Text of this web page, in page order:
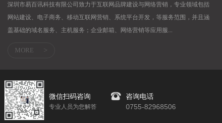
深圳市易百讯科技有限公司致力于互联网品牌建设与网络营销，专业领域包括
网站建设、电子商务、移动互联网营销、系统平台开发，等服务范围，并且涵
盖基础的域名服务、主机服务；企业邮箱、网络营销等应用服...
MORE >
微信扫码咨询
专业人员为您解答
咨询电话
0755-82968506